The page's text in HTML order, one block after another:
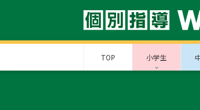
TOP 小学生